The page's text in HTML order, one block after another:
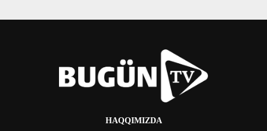
HAQQIMIZDA